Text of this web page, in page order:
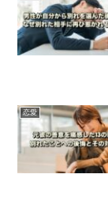
恋愛